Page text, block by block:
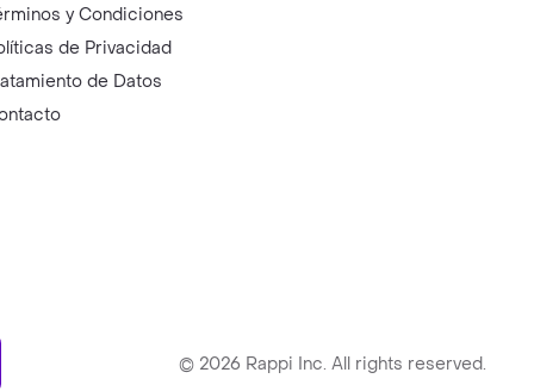
y Condiciones
de Privacidad
de Datos
© 2026 Rappi Inc. All rights reserved.